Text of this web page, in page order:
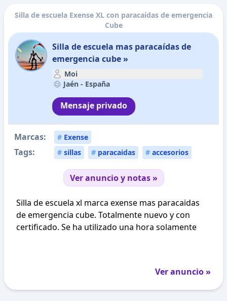
Silla de escuela Exense XL con paracaídas de emergencia
Cube
Silla de escuela mas paracaídas de
emergencia cube »
Moi
Jaén - España
Mensaje privado
Marcas: # Exense
Tags: # sillas # paracaidas # accesorios
Ver anuncio y notas »
Silla de escuela xl marca exense mas paracaidas
de emergencia cube. Totalmente nuevo y con
certificado. Se ha utilizado una hora solamente
Ver anuncio »